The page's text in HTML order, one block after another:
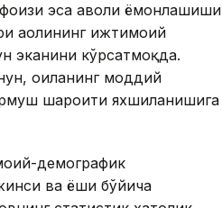
эса аҳволи ёмонлашиши
аҳолининг ижтимоий
эканини кўрсатмоқда.
оиланинг моддий
шароити яхшиланишига
демографик
ва ёши бўйича